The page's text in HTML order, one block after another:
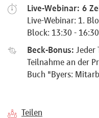
Learnings
Live-Webinar: 6
Live-Webinar: 1.
Block: 13:30 -
Beck-Bonus: Jeder
Teilnahme an der
Buch "Byers:
Teilen